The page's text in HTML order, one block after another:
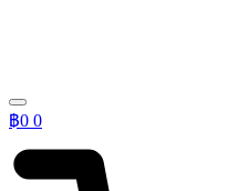
฿0 0